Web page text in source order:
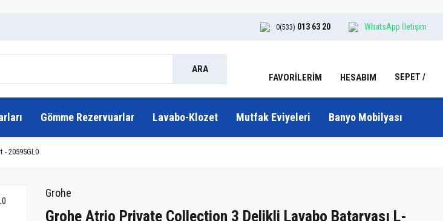
0(533) 013 63 20 WhatsApp İletişim
ARA
FAVORİLERİM HESABIM SEPET
Gömme Rezervuarlar Lavabo-Klozet Mutfak Eviyeleri Banyo Mobilyası
- 20595GL0
Grohe
Grohe Atrio Private Collection 3 Delikli Lavabo Bataryası L-